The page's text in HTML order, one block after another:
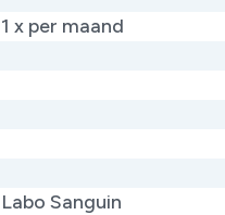
1 x per maand
Labo Sanguin